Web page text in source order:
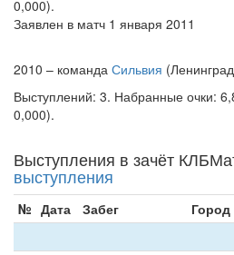
0,000).
Заявлен в матч 1 января 2011
2010 – команда Сильвия
Выступлений: 3. Набранные очки:
0,000).
Выступления в зачёт
выступления
№ Дата Забег Город